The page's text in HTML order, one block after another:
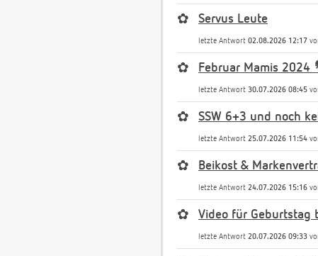
✿ Servus Leute
letzte Antwort 02.08.2026 12:17
✿ Februar Mamis 2024
letzte Antwort 30.07.2026 08:45
✿ SSW 6+3 und noch
letzte Antwort 25.07.2026 11:54
✿ Beikost &
letzte Antwort 24.07.2026 15:16
✿ Video für Geburtstag
letzte Antwort 20.07.2026 09:33